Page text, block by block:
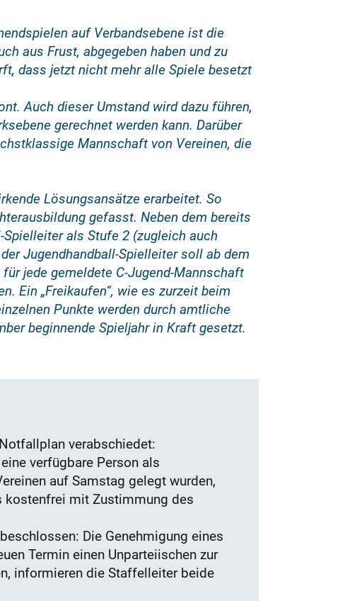
auf Verbandsebene ist die
aus Frust, abgegeben haben und zu
dass jetzt nicht mehr alle Spiele besetzt
Auch dieser Umstand wird dazu führen,
gerechnet werden kann. Darüber
Mannschaft von Vereinen, die
Lösungsansätze erarbeitet. So
gefasst. Neben dem bereits
als Stufe 2 (zugleich auch
Jugendhandball-Spielleiter soll ab dem
jede gemeldete C-Jugend-Mannschaft
Ein „Freikaufen“, wie es zurzeit beim
Punkte werden durch amtliche
beginnende Spieljahr in Kraft gesetzt.
verabschiedet:
verfügbare Person als
auf Samstag gelegt wurden,
kostenfrei mit Zustimmung des
Die Genehmigung eines
Termin einen Unparteiischen zur
informieren die Staffelleiter beide